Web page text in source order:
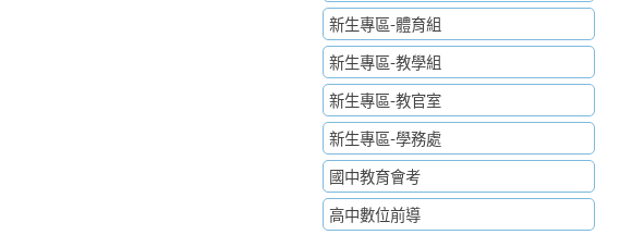
新生專區-體育組
新生專區-教學組
新生專區-教官室
新生專區-學務處
國中教育會考
高中數位前導